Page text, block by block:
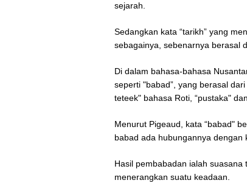
sejarah.
Sedangkan kata “tarikh” yang
sebagainya, sebenarnya berasal
Di dalam bahasa-bahasa
seperti "babad”, yang berasal
teteek" bahasa Roti, “pustaka"
Menurut Pigeaud, kata “babad"
babad ada hubungannya
Hasil pembabadan ialah
menerangkan suatu keadaan.